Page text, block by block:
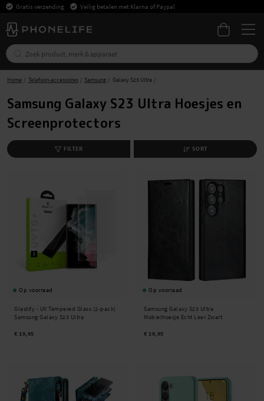
Gratis verzending Veilig betalen met Klarna of Paypal
Home Telefoon-accessoires Samsung Galaxy S23 Ultra
Samsung Galaxy S23 Ultra Hoesjes en
Screenprotectors
FILTER SORT
Op voorraad
Glastify - UV Tempered Glass (2-pack)
Samsung Galaxy S23 Ultra
€ 19,95
Op voorraad
Samsung Galaxy S23 Ultra
Mobielhoesje Echt Leer Zwart
€ 19,95